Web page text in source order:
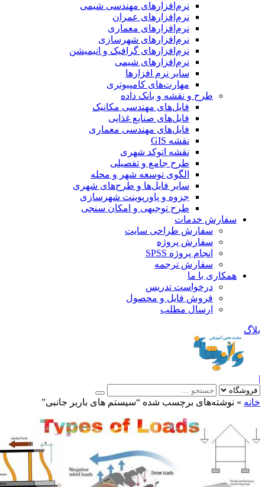
نرم‌افزارهای مهندسی شیمی
نرم‌افزارهای عمران
نرم‌افزارهای معماری
نرم‌افزارهای شهرسازی
نرم‌افزارهای گرافیک و انیمیشن
نرم‌افزارهای شیمی
سایر نرم افزارها
مهارت‌های کامپیوتری
طرح و نقشه و بانک داده
فایل‌های مهندسی مکانیک
فایل‌های صنایع غذایی
فایل‌های مهندسی معماری
نقشه GIS
نقشه اتوکد شهری
طرح جامع و تفصیلی
الگوی توسعه شهر و محله
سایر فایل‌ها و طرح‌های شهری
جزوه و پاورپوینت شهرسازی
طرح توجیهی و امکان سنجی
سفارش خدمات
سفارش طراحی سایت
سفارش پروژه
انجام پروژه SPSS
سفارش ترجمه
همکاری با ما
درخواست تدریس
فروش فایل و محصول
ارسال مطلب
»نوشته‌های برچسب شده “سیستم های باربر جانبی”